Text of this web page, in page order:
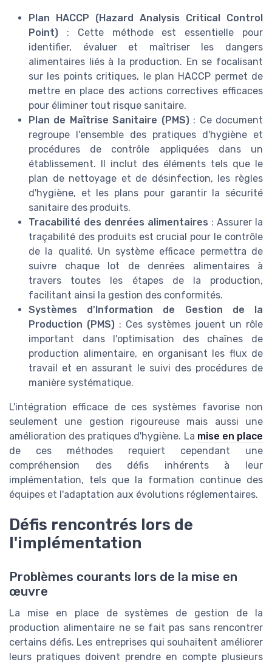
Plan HACCP (Hazard Analysis Critical Control
Point) : Cette méthode est essentielle pour
identifier, évaluer et maîtriser les dangers
alimentaires liés à la production. En se focalisant
sur les points critiques, le plan HACCP permet de
mettre en place des actions correctives efficaces
pour éliminer tout risque sanitaire.
Plan de Maîtrise Sanitaire (PMS): Ce document
regroupe l'ensemble des pratiques d'hygiène et
procédures de contrôle appliquées dans un
établissement. Il inclut des éléments tels que le
plan de nettoyage et de désinfection, les règles
d'hygiène, et les plans pour garantir la sécurité
sanitaire des produits.
Tracabilité des denrées alimentaires : Assurer la
traçabilité des produits est crucial pour le contrôle
de la qualité. Un système efficace permettra de
suivre chaque lot de denrées alimentaires à
travers toutes les étapes de la production,
facilitant ainsi la gestion des conformités.
Systèmes d'Information de Gestion de la
Production (PMS) : Ces systèmes jouent un rôle
important dans l'optimisation des chaînes de
production alimentaire, en organisant les flux de
travail et en assurant le suivi des procédures de
manière systématique.
L'intégration efficace de ces systèmes favorise non
seulement une gestion rigoureuse mais aussi une
amélioration des pratiques d'hygiène. La mise en place
de ces méthodes requiert cependant une
compréhension des défis inhérents à leur
implémentation, tels que la formation continue des
équipes et l'adaptation aux évolutions réglementaires.
Défis rencontrés lors de
l'implémentation
Problèmes courants lors de la mise en
œuvre
La mise en place de systèmes de gestion de la
production alimentaire ne se fait pas sans rencontrer
certains défis. Les entreprises qui souhaitent améliorer
leurs pratiques doivent prendre en compte plusieurs